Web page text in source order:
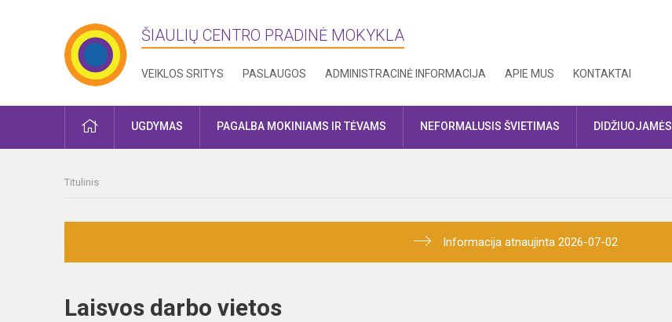
ŠIAULIŲ CENTRO PRADINĖ MOKYKLA
VEIKLOS SRITYS PASLAUGOS ADMINISTRACINĖ INFORMACIJA APIE MUS KONTAKTAI
PRADŽIAUGDYMAS PAGALBA MOKINIAMS IR TĖVAMS NEFORMALUSIS ŠVIETIMAS DIDŽIUOJAMĖS
Titulinis
Informacija atnaujinta 2026-07-02
Laisvos darbo vietos